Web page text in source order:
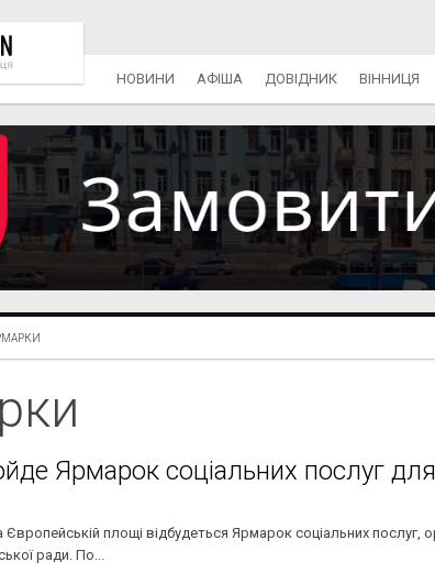
НОВИНИ АФІША ДОВІДНИК ВІННИЦЯ
Ярмарок соціальних послуг
Європейській площі відбудеться Ярмарок соціальних послуг,
ради. По...